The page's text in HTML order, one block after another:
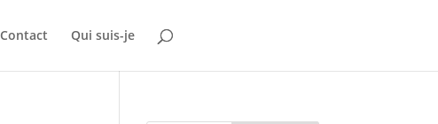
Contact Qui suis-je